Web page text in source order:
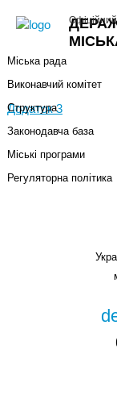
Додаток 3
Міський голова
Міська рада
Виконавчий комітет
Структура
Законодавча база
Міські програми
Регуляторна політика